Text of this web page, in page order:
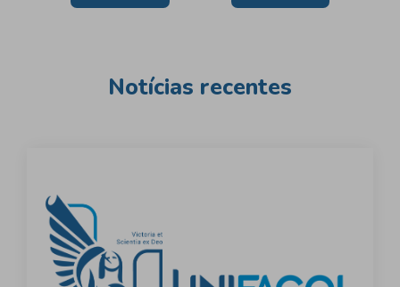
Notícias recentes